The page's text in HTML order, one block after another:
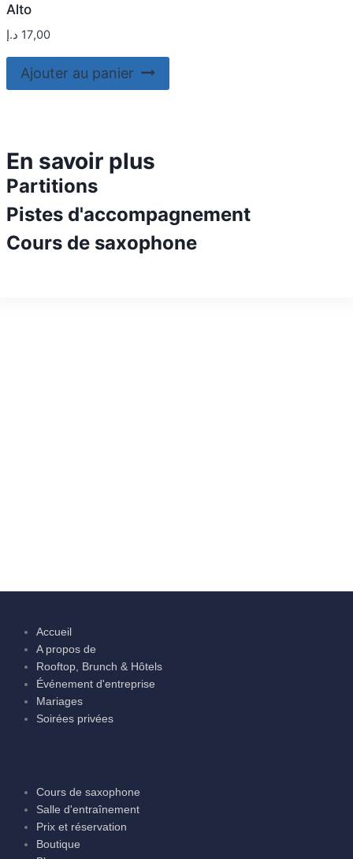
Alto
17,00 د.إ
Ajouter au panier
En savoir plus
Partitions
Pistes d'accompagnement
Cours de saxophone
Accueil
A propos de
Rooftop, Brunch & Hôtels
Événement d'entreprise
Mariages
Soirées privées
Cours de saxophone
Salle d'entraînement
Prix et réservation
Boutique